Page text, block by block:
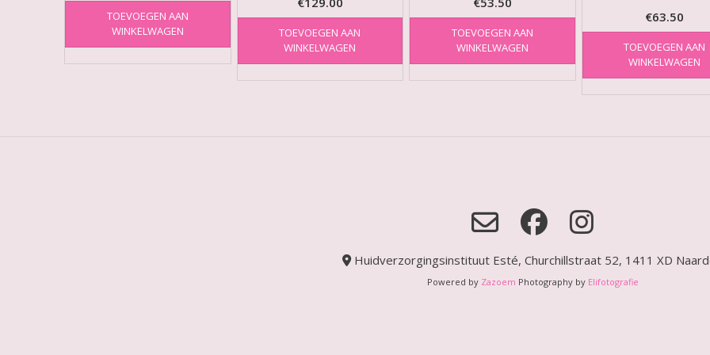
TOEVOEGEN AAN
WINKELWAGEN
TOEVOEGEN AAN
WINKELWAGEN
TOEVOEGEN AAN
WINKELWAGEN
€63.50
TOEVOEGEN AAN
WINKELWAGEN
Huidverzorgingsinstituut Esté, Churchillstraat 52, 1411 XD
Powered by Zazoem Photography by Elifotografie